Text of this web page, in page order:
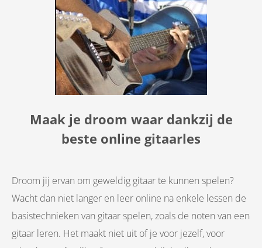
Maak je droom waar dankzij de
beste online gitaarles
Droom jij ervan om geweldig gitaar te kunnen spelen?
Wacht dan niet langer en leer online na enkele lessen de
basistechnieken van gitaar spelen, zoals de noten van een
gitaar leren. Het maakt niet uit of je voor jezelf, voor